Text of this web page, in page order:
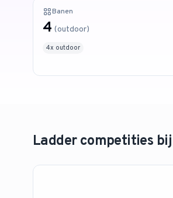
Banen
4 (outdoor)
4x outdoor
Ladder competities bij